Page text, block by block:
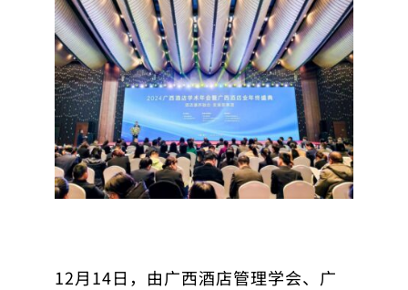
12月14日，由广西酒店管理学会、广